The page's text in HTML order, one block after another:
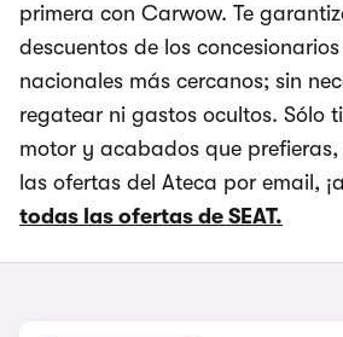
primera con Carwow. Te
descuentos de los
nacionales más cercanos; sin
regatear ni gastos ocultos. Sólo
motor y acabados que prefieras,
las ofertas del Ateca por email,
todas las ofertas de SEAT.